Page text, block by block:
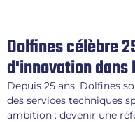
Dolfines célèbre
d'innovation dans
Depuis 25 ans, Dolfines
des services techniques
ambition : devenir une